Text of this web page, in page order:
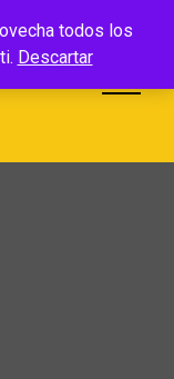
todos los
Descartar